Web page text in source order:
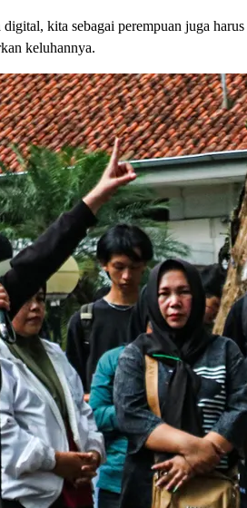
digital, kita sebagai perempuan juga
keluhannya.